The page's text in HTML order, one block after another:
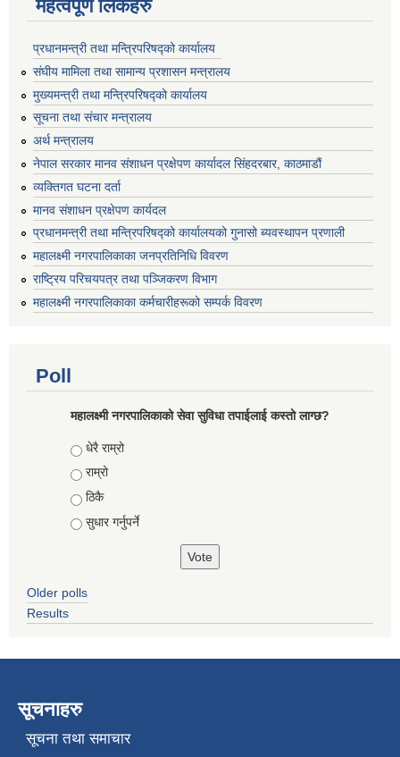
महत्वपूर्ण लिंकहरु
प्रधानमन्त्री तथा मन्त्रिपरिषद्को कार्यालय
संघीय मामिला तथा सामान्य प्रशासन मन्त्रालय
मुख्यमन्त्री तथा मन्त्रिपरिषद्को कार्यालय
सूचना तथा संचार मन्त्रालय
अर्थ मन्त्रालय
नेपाल सरकार मानव संशाधन प्रक्षेपण कार्यादल सिंहदरबार, काठमाडौं
व्यक्तिगत घटना दर्ता
मानव संशाधन प्रक्षेपण कार्यदल
प्रधानमन्त्री तथा मन्त्रिपरिषद्को कार्यालयको गुनासो ब्यवस्थापन प्रणाली
महालक्ष्मी नगरपालिकाका जनप्रतिनिधि विवरण
राष्ट्रिय परिचयपत्र तथा पञ्जिकरण विभाग
महालक्ष्मी नगरपालिकाका कर्मचारीहरूको सम्पर्क विवरण
Poll
महालक्ष्मी नगरपालिकाको सेवा सुविधा तपाईलाई कस्तो लाग्छ?
Choices
धेरै राम्रो
राम्रो
ठिकै
सुधार गर्नुपर्ने
Older polls
Results
सूचनाहरु
सूचना तथा समाचार